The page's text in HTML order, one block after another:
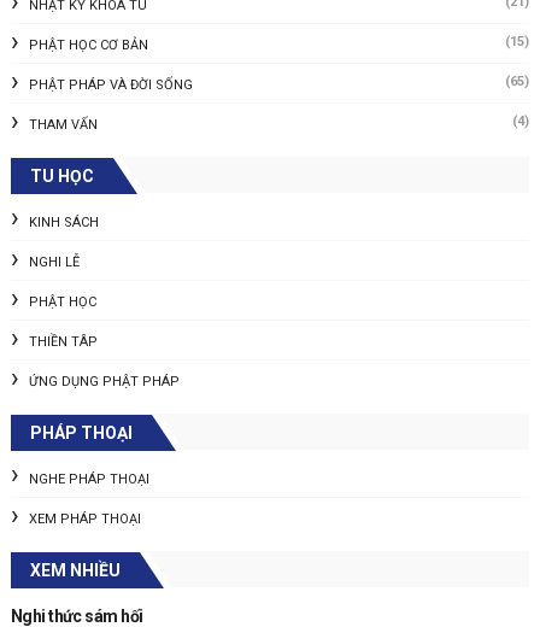
NHẬT KÝ KHÓA TU
PHẬT HỌC CƠ BẢN (15)
PHẬT PHÁP VÀ ĐỜI SỐNG (65)
THAM VẤN (4)
TU HỌC
KINH SÁCH
NGHI LỄ
PHẬT HỌC
THIỀN TÂP
ỨNG DỤNG PHẬT PHÁP
PHÁP THOẠI
NGHE PHÁP THOẠI
XEM PHÁP THOẠI
XEM NHIỀU
Nghi thức sám hối